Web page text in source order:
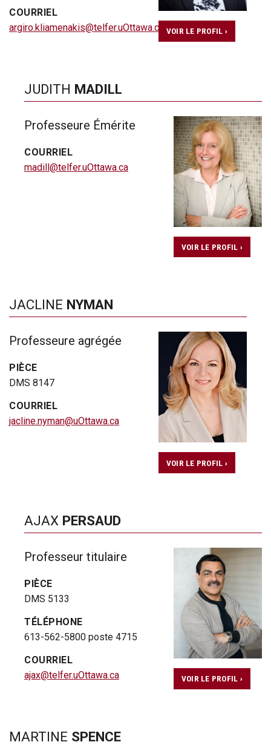
COURRIEL
argiro.kliamenakis@telfer.uOttawa.ca
VOIR LE PROFIL ›
JUDITH MADILL
Professeure Émérite
COURRIEL
madill@telfer.uOttawa.ca
VOIR LE PROFIL ›
JACLINE NYMAN
Professeure agrégée
PIÈCE
DMS 8147
COURRIEL
jacline.nyman@uOttawa.ca
VOIR LE PROFIL ›
AJAX PERSAUD
Professeur titulaire
PIÈCE
DMS 5133
TÉLÉPHONE
613-562-5800 poste 4715
COURRIEL
ajax@telfer.uOttawa.ca
VOIR LE PROFIL ›
MARTINE SPENCE